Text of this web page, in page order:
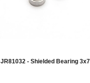
JR81032 - Shielded Bearing